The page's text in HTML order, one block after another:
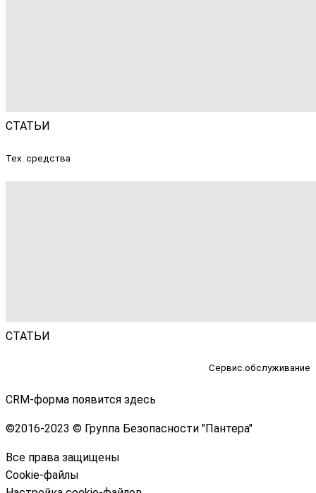
СТАТЬИ
Тех. средства
СТАТЬИ
Сервис.обслуживание
CRM-форма появится здесь
©2016-2023 © Группа Безопасности "Пантера"
Все права защищены
Cookie-файлы